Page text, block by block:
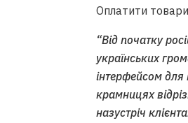
Оплатити
“Від початку
українських
інтерфейсом для
крамницях
назустріч